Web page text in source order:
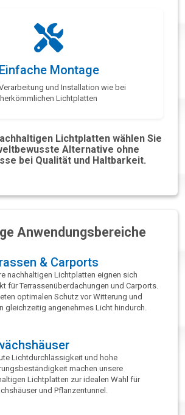
Einfache Montage
und Installation wie bei
herkömmlichen Lichtplatten
Lichtplatten wählen Sie
Alternative ohne
bei Qualität und Haltbarkeit.
Anwendungsbereiche
& Carports
nachhaltigen Lichtplatten eignen sich
für Terrassenüberdachungen und Carports.
optimalen Schutz vor Witterung und
gleichzeitig angenehmes Licht hindurch.
Lichtdurchlässigkeit und hohe
machen unsere
Lichtplatten zur idealen Wahl für
und Pflanzentunnel.